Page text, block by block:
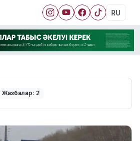
RU
Жазбалар: 2